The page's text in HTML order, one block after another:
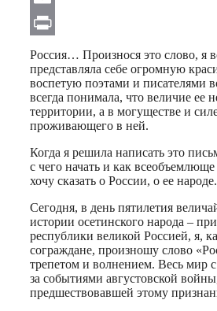
Email
Print
Россия… Произнося это слово, я
представляла себе огромную
воспетую поэтами и писателями
всегда понимала, что величие ее
территории, а в могуществе и
проживающего в ней.
Когда я решила написать это
с чего начать и как
хочу сказать о России, о ее народе.
Сегодня, в день пятилетия
истории осетинского народа –
республики великой Россией, я,
сограждане, произношу слово
трепетом и волнением. Весь мир
за событиями августовской
предшествовавшей этому